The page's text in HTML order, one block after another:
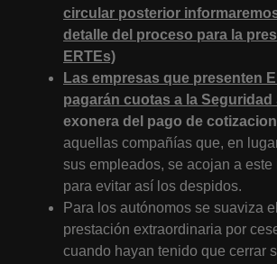
circular posterior
detalle del proceso para la
ERTEs)
Las empresas que presenten
pagarán cuotas a la Seguridad
exonera del pago de
aquellas compañías que, en
sus empleados, se acojan a este
para evitar así los despidos.
Para los autónomos se suaviza
prestación extraordinaria por
cuando hayan tenido que cerrar